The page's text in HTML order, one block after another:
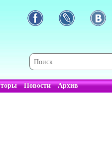
Новости Архив